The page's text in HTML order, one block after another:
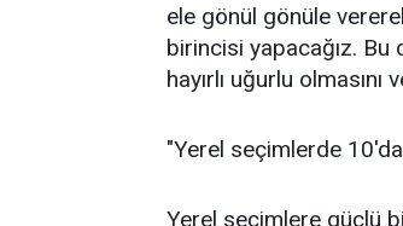
ele gönül gönüle
birincisi yapacağız. Bu
hayırlı uğurlu
"Yerel seçimlerde
Yerel seçimlere güçlü